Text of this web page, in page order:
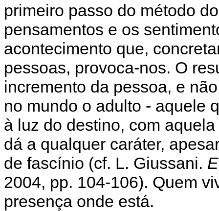
primeiro passo do método
pensamentos e os
acontecimento que,
pessoas, provoca-nos. O
incremento da pessoa, e
no mundo o adulto - aquele
à luz do destino, com
dá a qualquer caráter,
de fascínio (cf. L. Giussani.
2004, pp. 104-106). Quem
presença onde está.